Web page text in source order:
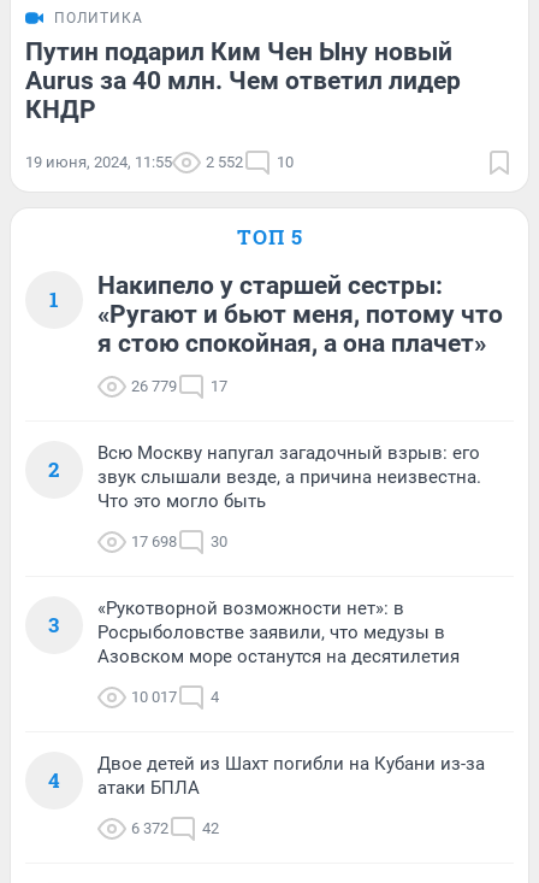
ПОЛИТИКА
Путин подарил Ким Чен Ыну новый
Aurus за 40 млн. Чем ответил лидер
КНДР
19 июня, 2024, 11:55 2 552 10
ТОП 5
1
Накипело у старшей сестры:
«Ругают и бьют меня, потому что
я стою спокойная, а она плачет»
26 779 17
2
Всю Москву напугал загадочный взрыв: его
звук слышали везде, а причина неизвестна.
Что это могло быть
17 698 30
3
«Рукотворной возможности нет»: в
Росрыболовстве заявили, что медузы в
Азовском море останутся на десятилетия
10 017 4
4
Двое детей из Шахт погибли на Кубани из-за
атаки БПЛА
6 372 42